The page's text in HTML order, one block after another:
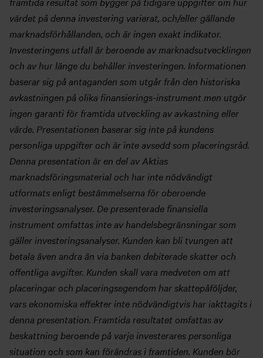
värdet på denna investering varierat, och/eller gällande
marknadsförhållanden, och är ingen exakt indikator.
Investeringens utfall är beroende av marknadsutvecklingen
och av hur länge du behåller investeringen. Informationen
baserar sig på antaganden som utgår från den historiska
avkastningen på olika finansierings-instrument men utgör
ingen garanti för framtida utveckling av avkastning eller
värde. Presentationen baserar sig inte på kundens
personliga uppgifter och är inte avsedd som placeringsråd.
Denna presentation är en del av Aktias
marknadsföringsmaterial och har inte nödvändigt
utformats enligt bestämmelserna för oberoende
investeringsanalyser. De presenterade finansiella
instrument omfattas inte av handelsbegränsningar som
gäller investeringsanalyser. Kunden kan bli tvungen att
betala även andra än via banken debiterade skatter och
offentliga avgifter. Kunden skall vara medveten om att
placeringar och placeringsegendom har skattepåföljder,
vars ekonomiska effekter inte nödvändigtvis har iakttagits i
denna presentation. Framtida resultatet omfattas av
beskattning beroende på varje investerares personliga
situation och som kan förändras i framtiden. Kunden bör